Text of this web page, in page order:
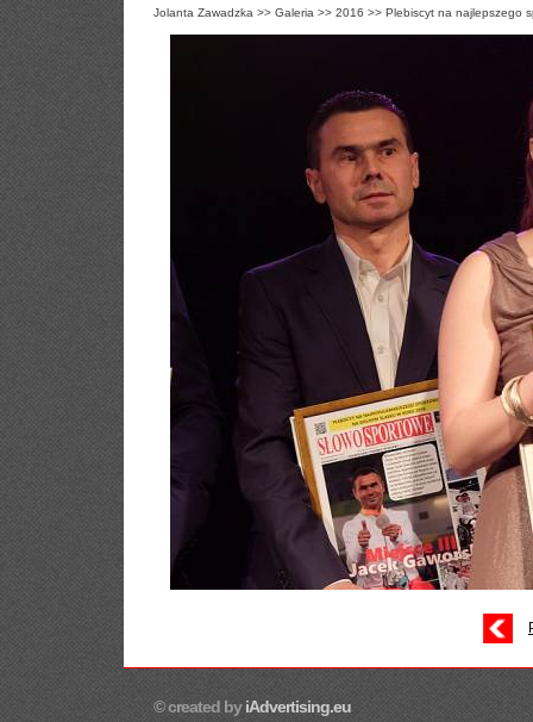
Jolanta Zawadzka >> Galeria >> 2016 >> Plebiscyt na najlepszego
© created byiAdvertising.eu